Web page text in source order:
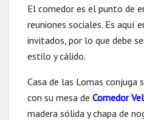
El comedor es el punto de
reuniones sociales. Es aquí
invitados, por lo que debe
estilo y cálido.
Casa de las Lomas conjuga
con su mesa de Comedor
madera sólida y chapa de